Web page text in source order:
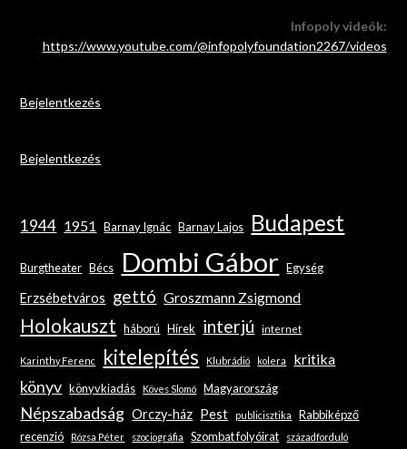
Infopoly videók:
https://www.youtube.com/@infopolyfoundation2267/videos
Bejelentkezés
Bejelentkezés
1944 1951 Barnay Ignác Barnay Lajos Budapest
Burgtheater Bécs Dombi Gábor Egység
Erzsébetváros gettó Groszmann Zsigmond
Holokauszt háború Hírek interjú internet
Karinthy Ferenc kitelepítés Klubrádió kolera kritika
könyv könyvkiadás Köves Slomó Magyarország
Népszabadság Orczy-ház Pest publicisztika
Rabbiképző
recenzió
Rózsa Péter szociográfia Szombat folyóirat századforduló